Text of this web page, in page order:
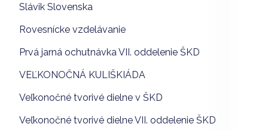
Slávik Slovenska
Rovesnícke vzdelávanie
Prvá jarná ochutnávka VII. oddelenie ŠKD
VEĽKONOČNÁ KULIŠKIÁDA
Veľkonočné tvorivé dielne v ŠKD
Veľkonočné tvorivé dielne VII. oddelenie ŠKD